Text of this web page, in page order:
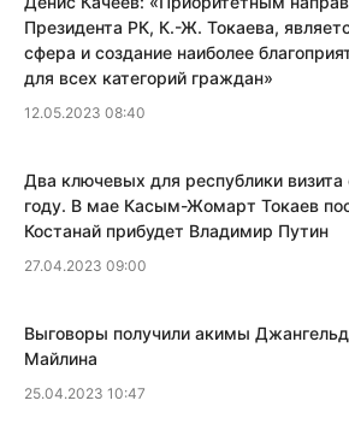
Президента РК, К.-Ж. Токаева,
сфера и создание наиболее
для всех категорий граждан»
12.05.2023 08:40
Два ключевых для республики визита
году. В мае Касым-Жомарт Токаев
Костанай прибудет Владимир Путин
27.04.2023 09:00
​Выговоры получили акимы
Майлина
25.04.2023 10:47